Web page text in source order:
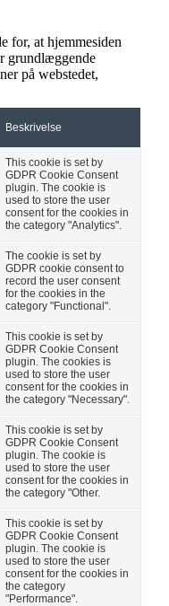
for, at hjemmesiden
grundlæggende
på webstedet,
Beskrivelse
This cookie is set by
GDPR Cookie Consent
plugin. The cookie is
used to store the user
consent for the cookies in
the category "Analytics".
The cookie is set by
GDPR cookie consent to
record the user consent
for the cookies in the
category "Functional".
This cookie is set by
GDPR Cookie Consent
plugin. The cookies is
used to store the user
consent for the cookies in
the category "Necessary".
This cookie is set by
GDPR Cookie Consent
plugin. The cookie is
used to store the user
consent for the cookies in
the category "Other.
This cookie is set by
GDPR Cookie Consent
plugin. The cookie is
used to store the user
consent for the cookies in
the category
"Performance".